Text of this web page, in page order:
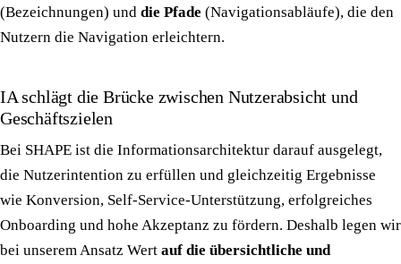
(Bezeichnungen) und die Pfade (Navigationsabläufe), die den
Nutzern die Navigation erleichtern.
IA schlägt die Brücke zwischen Nutzerabsicht und
Geschäftszielen
Bei SHAPE ist die Informationsarchitektur darauf ausgelegt,
die Nutzerintention zu erfüllen und gleichzeitig Ergebnisse
wie Konversion, Self-Service-Unterstützung, erfolgreiches
Onboarding und hohe Akzeptanz zu fördern. Deshalb legen wir
bei unserem Ansatz Wert auf die übersichtliche und